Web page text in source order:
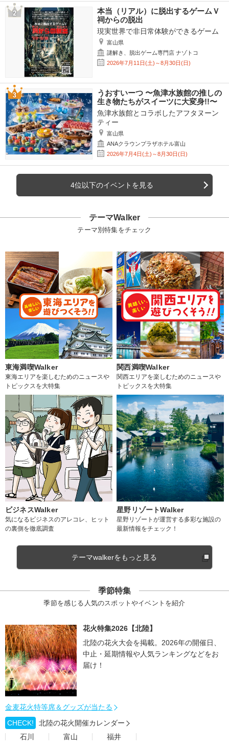
本当（リアル）に脱出するゲームＶ
祠からの脱出
現実世界で非日常体験ができるゲーム
富山県
謎解き、脱出ゲーム専門店 ナゾトコ
2026年7月11日(土)～8月30日(日)
うおすいーつ 〜魚津水族館の推しの
生き物たちがスイーツに大変身!!〜
魚津水族館とコラボしたアフタヌーン
ティー
富山県
ANAクラウンプラザホテル富山
2026年7月4日(土)～8月30日(日)
4位以下のイベントを見る
テーマWalker
テーマ別特集をチェック
東海満喫Walker
東海エリアを楽しむためのニュースや
トピックスを大特集
関西満喫Walker
関西エリアを楽しむためのニュースや
トピックスを大特集
ビジネスWalker
気になるビジネスのアレコレ、ヒット
の裏側を徹底調査
星野リゾートWalker
星野リゾートが運営する多彩な施設の
最新情報をチェック！
テーマwalkerをもっと見る
季節特集
季節を感じる人気のスポットやイベントを紹介
花火特集2026【北陸】
北陸の花火大会を掲載。2026年の開催日、
中止・延期情報や人気ランキングなどをお
届け！
金麦花火特等席＆グッズが当たる
CHECK!
北陸の花火開催カレンダー
石川
富山 福井